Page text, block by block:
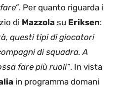
. Per quanto riguarda i
di Mazzola su Eriksen:
questi tipi di giocatori
di squadra. A
fare più ruoli”. In vista
in programma domani